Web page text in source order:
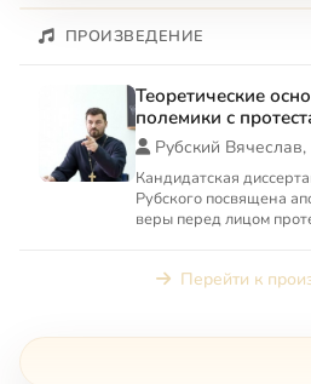
ПРОИЗВЕДЕНИЕ
Теоретические
полемики с
Рубский
Кандидатская
Рубского посвящена
веры перед лицом
Перейти к